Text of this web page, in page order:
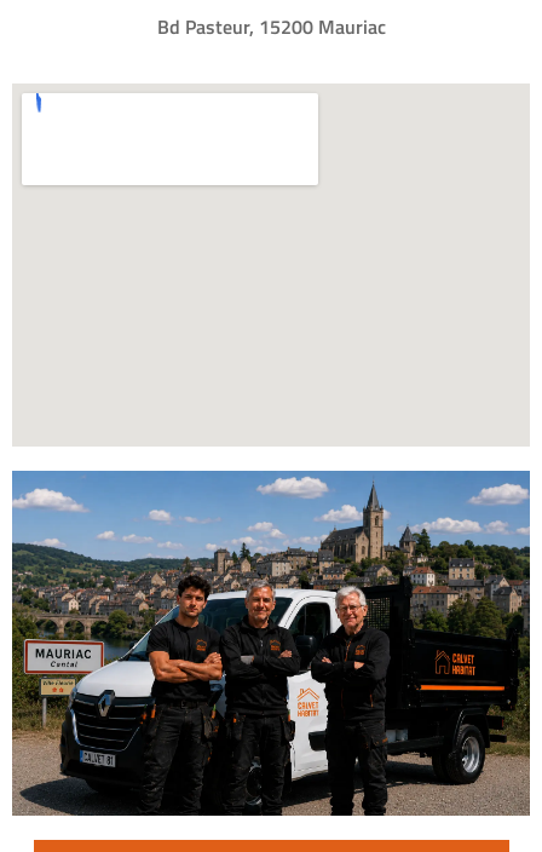
Bd Pasteur, 15200 Mauriac